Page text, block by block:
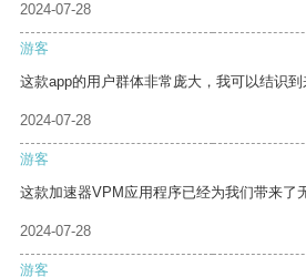
2024-07-28
游客
这款app的用户群体非常庞大，我可以结识到
2024-07-28
游客
这款加速器VPM应用程序已经为我们带来了
2024-07-28
游客